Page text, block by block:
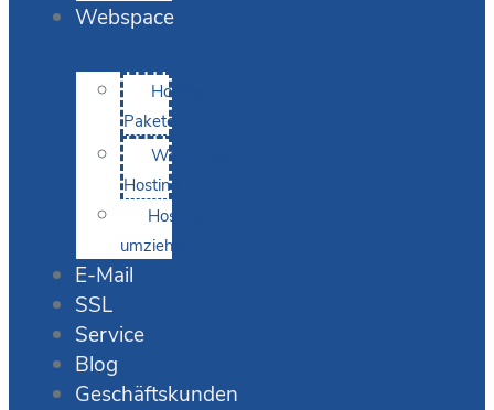
Webspace
Hosting-
Pakete
WordPress
Hosting
Hosting
umziehen
E-Mail
SSL
Service
Blog
Geschäftskunden